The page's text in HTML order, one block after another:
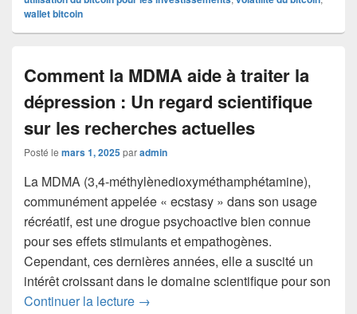
wallet bitcoin
Comment la MDMA aide à traiter la
dépression : Un regard scientifique
sur les recherches actuelles
Posté le mars 1, 2025paradmin
La MDMA (3,4-méthylènedioxyméthamphétamine),
communément appelée « ecstasy » dans son usage
récréatif, est une drogue psychoactive bien connue
pour ses effets stimulants et empathogènes.
Cependant, ces dernières années, elle a suscité un
intérêt croissant dans le domaine scientifique pour son
Continuer la lecture Comment la MDMA aide à traiter la
→